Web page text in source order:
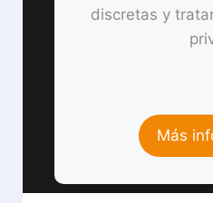
discretas y
Más